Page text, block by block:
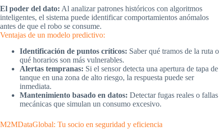
El poder del dato: Al analizar patrones históricos con algoritmos
inteligentes, el sistema puede identificar comportamientos anómalos
antes de que el robo se consume.
Ventajas de un modelo predictivo:
Identificación de puntos críticos: Saber qué tramos de la ruta o
qué horarios son más vulnerables.
Alertas tempranas: Si el sensor detecta una apertura de tapa de
tanque en una zona de alto riesgo, la respuesta puede ser
inmediata.
Mantenimiento basado en datos: Detectar fugas reales o fallas
mecánicas que simulan un consumo excesivo.
M2MDataGlobal: Tu socio en seguridad y eficiencia